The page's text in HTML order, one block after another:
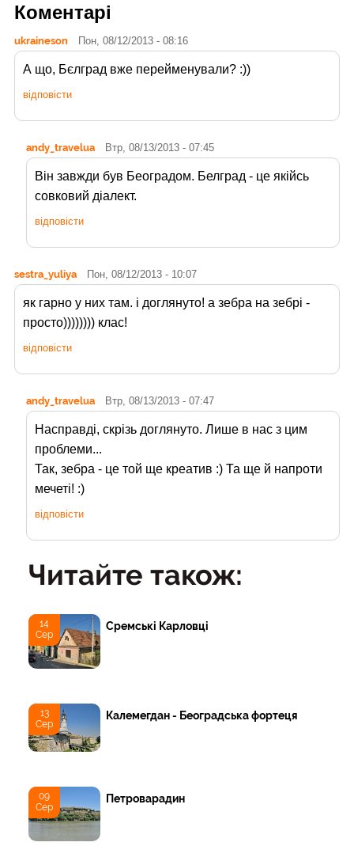
Коментарі
ukraineson Пон, 08/12/2013 - 08:16
А що, Бєлград вже перейменували? :))
відповісти
andy_travelua Втр, 08/13/2013 - 07:45
Він завжди був Београдом. Белград - це якійсь
совковий діалект.
відповісти
sestra_yuliya Пон, 08/12/2013 - 10:07
як гарно у них там. і доглянуто! а зебра на зебрі -
просто)))))))) клас!
відповісти
andy_travelua Втр, 08/13/2013 - 07:47
Насправді, скрізь доглянуто. Лише в нас з цим
проблеми...
Так, зебра - це той ще креатив :) Та ще й напроти
мечеті! :)
відповісти
Читайте також:
14
Сер
Сремські Карловці
13
Сер
Калемегдан - Београдська фортеця
09
Сер
Петроварадин